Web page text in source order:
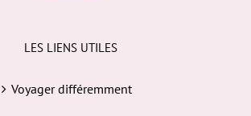
LES LIENS UTILES
Voyager différemment